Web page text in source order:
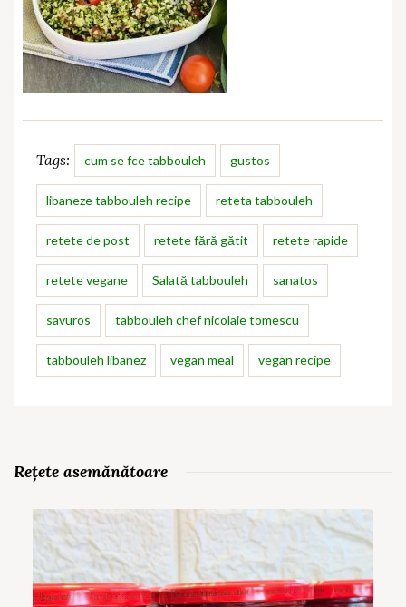
Tags: cum se fce tabbouleh gustos
libaneze tabbouleh recipe reteta tabbouleh
retete de post retete fără gătit retete rapide
retete vegane Salată tabbouleh sanatos
savuros tabbouleh chef nicolaie tomescu
tabbouleh libanez vegan meal vegan recipe
Rețete asemănătoare